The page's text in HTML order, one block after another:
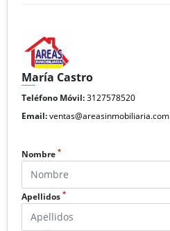
María Castro
Teléfono Móvil:3127578520
Email:ventas@areasinmobiliaria.com
Nombre *
Apellidos *